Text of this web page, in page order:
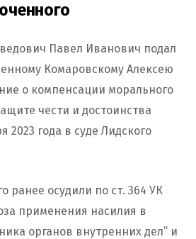
Павел Иванович подал
Комаровскому Алексею
о компенсации морального
чести и достоинства
2023 года в суде Лидского
ранее осудили по ст. 364 УК
применения насилия в
органов внутренних дел” и